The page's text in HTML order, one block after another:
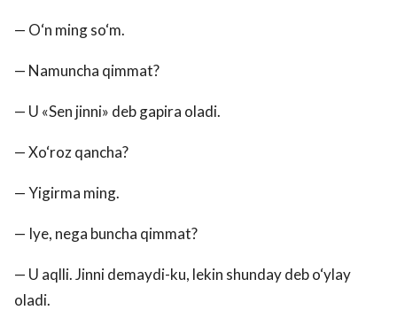
— O‘n ming so‘m.
— Namuncha qimmat?
— U «Sen jinni» deb gapira oladi.
— Xo‘roz qancha?
— Yigirma ming.
— Iye, nega buncha qimmat?
— U aqlli. Jinni demaydi-ku, lekin shunday deb o‘ylay
oladi.